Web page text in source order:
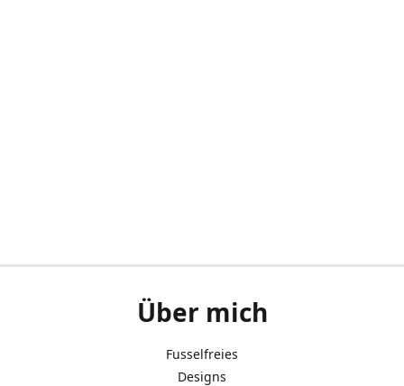
Über mich
Fusselfreies
Designs